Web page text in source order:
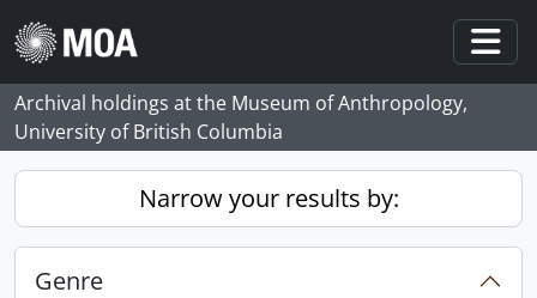
Skip to main content
Archival holdings at the Museum of Anthropology,
University of British Columbia
Narrow your results by:
Genre